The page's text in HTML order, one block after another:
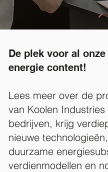
De plek voor al
energie content!
Lees meer over de
van Koolen Industries
bedrijven, krijg
nieuwe
duurzame
verdienmodellen en